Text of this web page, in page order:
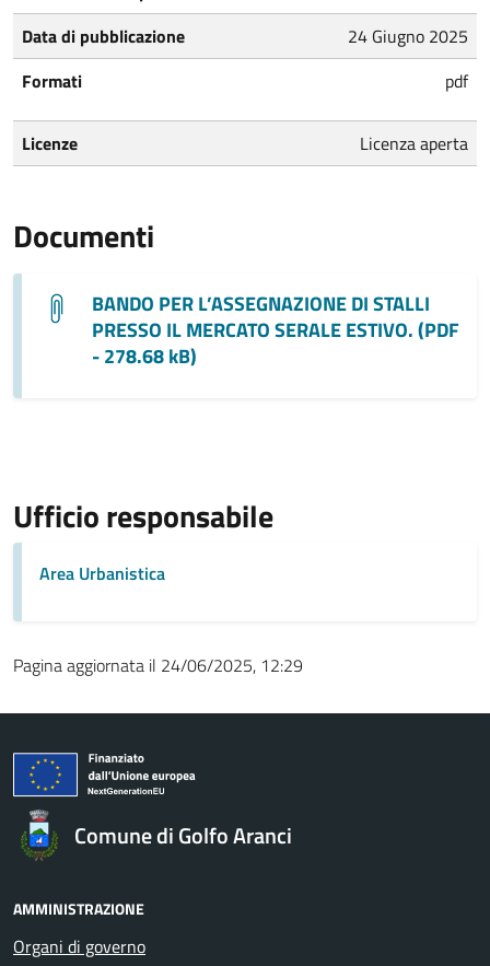
Data di pubblicazione
24 Giugno 2025
Formati
pdf
Licenze Licenza aperta
Documenti
BANDO PER L’ASSEGNAZIONE DI STALLI
PRESSO IL MERCATO SERALE ESTIVO. (PDF
- 278.68 kB)
Ufficio responsabile
Area Urbanistica
Pagina aggiornata il 24/06/2025, 12:29
Comune di Golfo Aranci
AMMINISTRAZIONE
Organi di governo